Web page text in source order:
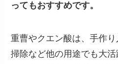
ってもおすすめです。
重曹やクエン酸は、手作
掃除など他の用途でも大